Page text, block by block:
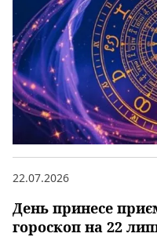
День принесе
гороскоп на 22
22.07.2026